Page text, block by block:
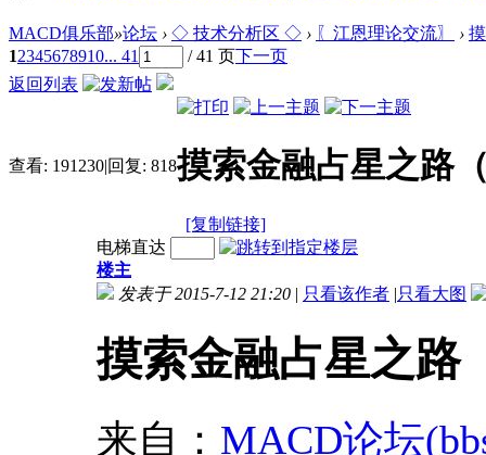
MACD俱乐部»论坛 › ◇ 技术分析区 ◇ › 〖江恩理论交流〗 ›
12345678910... 41 / 41 页下一页
返回列表
查看: 191230|回复: 818摸索金融占星之路
[复制链接]
电梯直达
楼主
发表于 2015-7-12 21:20 | 只看该作者 |只看大图
摸索金融占星之路
来自： MACD论坛